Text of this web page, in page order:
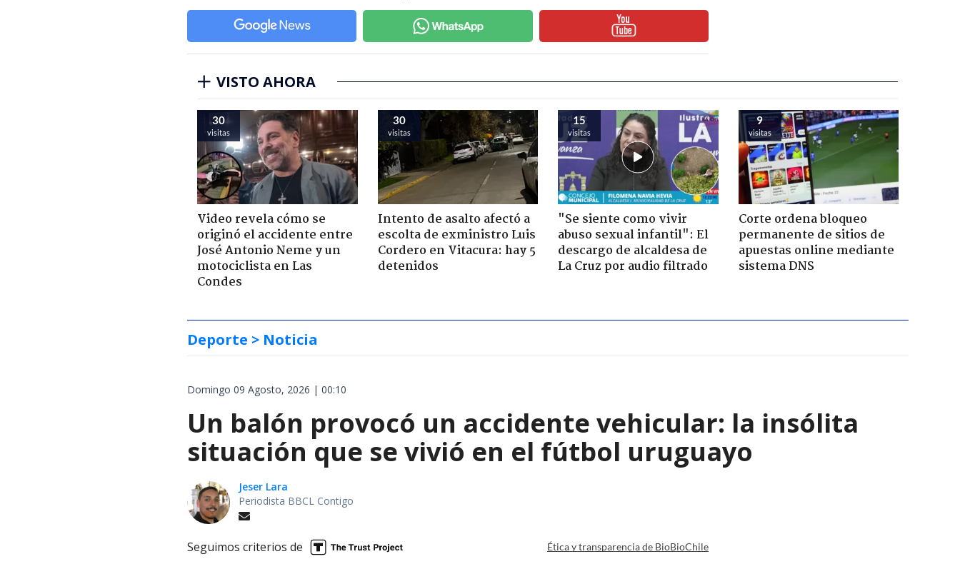
VISTO AHORA
30
visitas
Video revela cómo se
originó el accidente entre
José Antonio Neme y un
motociclista en Las
Condes
30
visitas
Intento de asalto afectó a
escolta de exministro Luis
Cordero en Vitacura: hay 5
detenidos
15
visitas
"Se siente como vivir
abuso sexual infantil": El
descargo de alcaldesa de
La Cruz por audio filtrado
9
visitas
Corte ordena bloqueo
permanente de sitios de
apuestas online mediante
sistema DNS
Deporte > Noticia
Domingo 09 Agosto, 2026 | 00:10
Un balón provocó un accidente vehicular: la insólita
situación que se vivió en el fútbol uruguayo
Jeser Lara
Periodista BBCL Contigo
Seguimos criterios de Ética y transparencia de BioBioChile